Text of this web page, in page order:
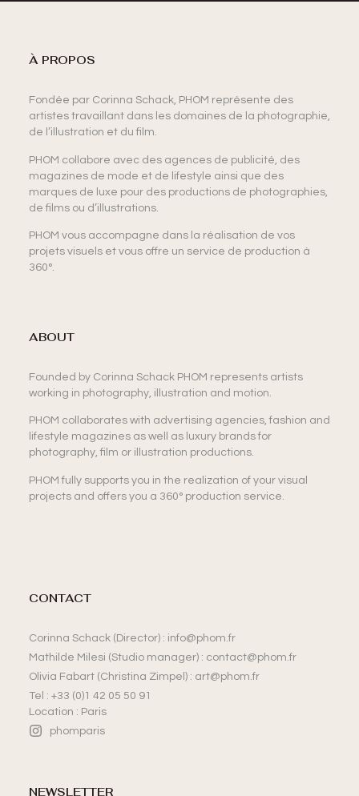
À PROPOS
Fondée par Corinna Schack, PHOM représente des
artistes travaillant dans les domaines de la photographie,
de l’illustration et du film.
PHOM collabore avec des agences de publicité, des
magazines de mode et de lifestyle ainsi que des
marques de luxe pour des productions de photographies,
de films ou d’illustrations.
PHOM vous accompagne dans la réalisation de vos
projets visuels et vous offre un service de production à
360°.
ABOUT
Founded by Corinna Schack PHOM represents artists
working in photography, illustration and motion.
PHOM collaborates with advertising agencies, fashion and
lifestyle magazines as well as luxury brands for
photography, film or illustration productions.
PHOM fully supports you in the realization of your visual
projects and offers you a 360° production service.
CONTACT
Corinna Schack (Director) : info@phom.fr
Mathilde Milesi (Studio manager) : contact@phom.fr
Olivia Fabart (Christina Zimpel) : art@phom.fr
Tel : +33 (0)1 42 05 50 91
Location : Paris
phomparis
NEWSLETTER